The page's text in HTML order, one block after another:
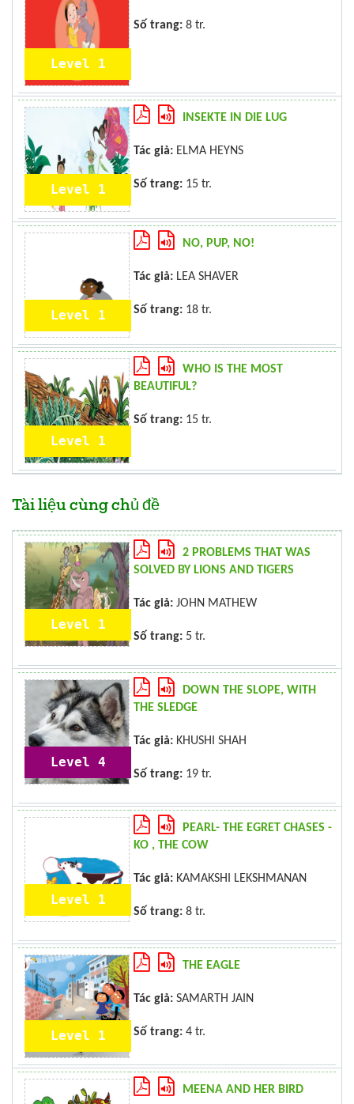
Level 1
Số trang: 8 tr.
Level 1
INSEKTE IN DIE LUG
Tác giả: ELMA HEYNS
Số trang: 15 tr.
Level 1
NO, PUP, NO!
Tác giả: LEA SHAVER
Số trang: 18 tr.
Level 1
WHO IS THE MOST
BEAUTIFUL?
Số trang: 15 tr.
Tài liệu cùng chủ đề
Level 1
2 PROBLEMS THAT WAS
SOLVED BY LIONS AND TIGERS
Tác giả: JOHN MATHEW
Số trang: 5 tr.
Level 4
DOWN THE SLOPE, WITH
THE SLEDGE
Tác giả: KHUSHI SHAH
Số trang: 19 tr.
Level 1
PEARL- THE EGRET CHASES -
KO , THE COW
Tác giả: KAMAKSHI LEKSHMANAN
Số trang: 8 tr.
Level 1
THE EAGLE
Tác giả: SAMARTH JAIN
Số trang: 4 tr.
MEENA AND HER BIRD